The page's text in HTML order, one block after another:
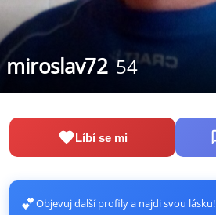
miroslav72 54
Líbí se mi
💕Objevuj další profily a najdi svou lásku!